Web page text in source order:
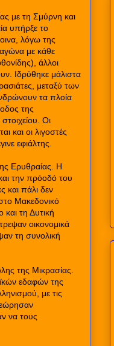
με τη Σμύρνη και
υπήρξε το
λόγω της
με κάθε
άλλοι
Ιδρύθηκε μάλιστα
μεταξύ των
τα πλοία
της
Οι
και οι λιγοστές
εφιάλτης.
Ερυθραίας. Η
την πρόοδό του
και πάλι δεν
Μακεδονικό
τη Δυτική
οικονομικά
τη συνολική
της Μικρασίας.
εδαφών της
με τις
να τους